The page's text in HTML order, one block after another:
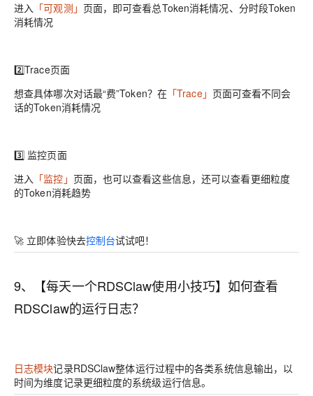
进入 「可观测」 页面，即可查看总Token消耗情况、分时段Token
消耗情况
2️⃣Trace页面
想查具体哪次对话最“费”Token？在「Trace」 页面可查看不同会
话的Token消耗情况
3️⃣ 监控页面
进入 「监控」 页面，也可以查看这些信息，还可以查看更细粒度
的Token消耗趋势
🚀 立即体验快去控制台试试吧！
9、【每天一个RDSClaw使用小技巧】如何查看
RDSClaw的运行日志？
日志模块记录RDSClaw整体运行过程中的各类系统信息输出，以
时间为维度记录更细粒度的系统级运行信息。